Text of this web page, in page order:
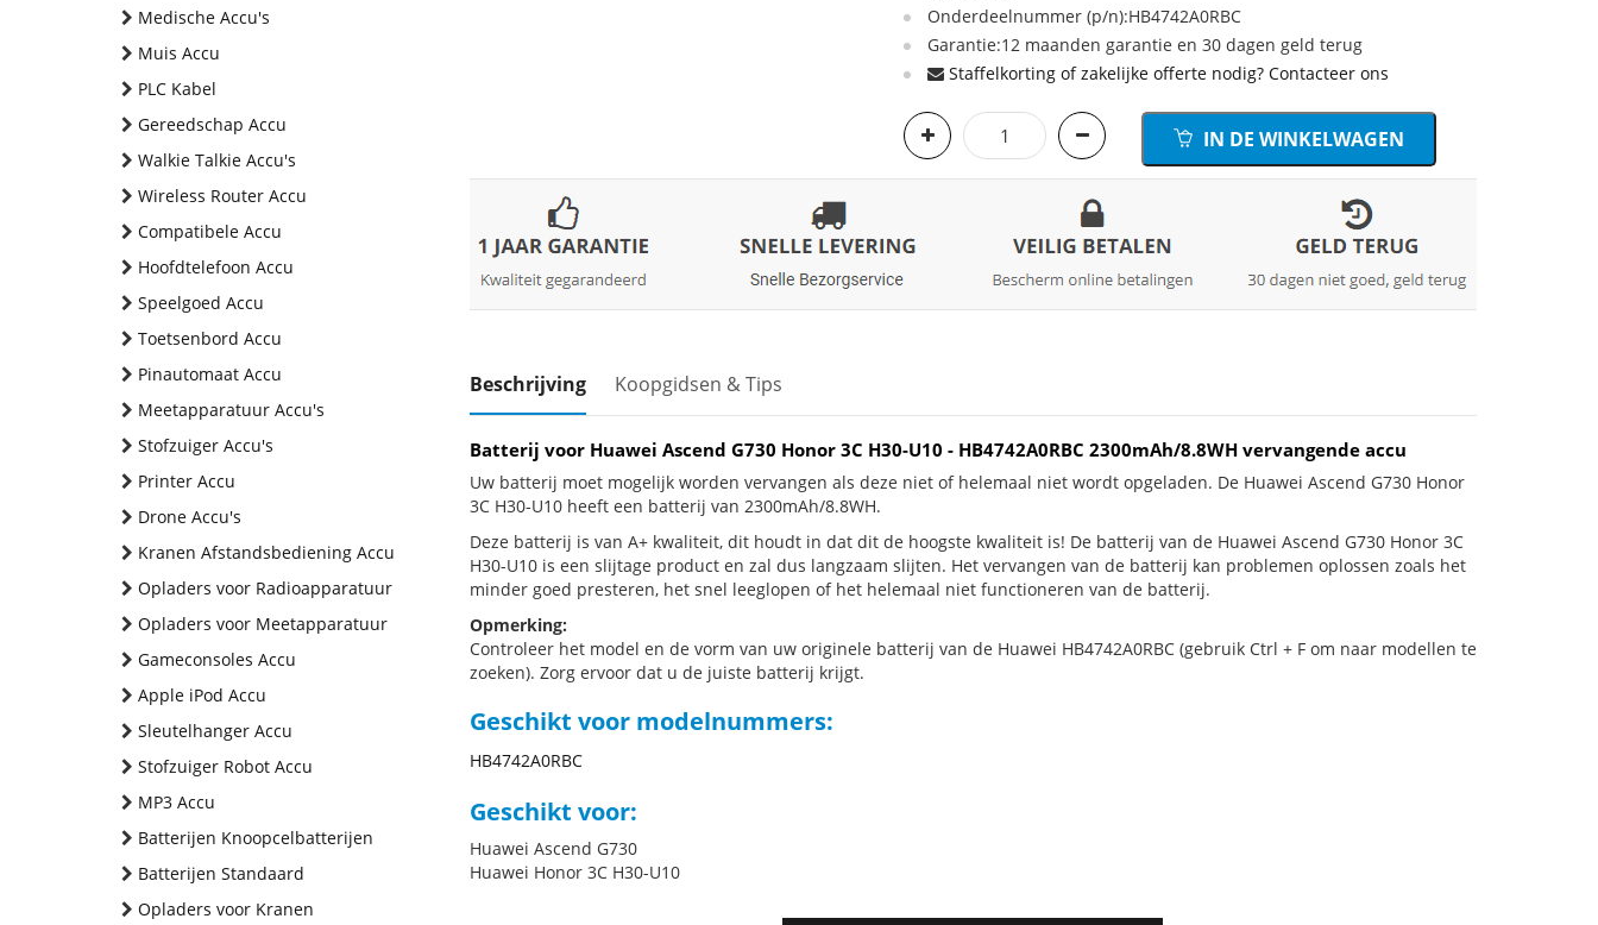
Medische Accu's
Muis Accu
PLC Kabel
Gereedschap Accu
Walkie Talkie Accu's
Wireless Router Accu
Compatibele Accu
Hoofdtelefoon Accu
Speelgoed Accu
Toetsenbord Accu
Pinautomaat Accu
Meetapparatuur Accu's
Stofzuiger Accu's
Printer Accu
Drone Accu's
Kranen Afstandsbediening Accu
Opladers voor Radioapparatuur
Opladers voor Meetapparatuur
Gameconsoles Accu
Apple iPod Accu
Sleutelhanger Accu
Stofzuiger Robot Accu
MP3 Accu
Batterijen Knoopcelbatterijen
Batterijen Standaard
Opladers voor Kranen
Onderdeelnummer (p/n):HB4742A0RBC
Garantie:12 maanden garantie en 30 dagen geld terug
Staffelkorting of zakelijke offerte nodig? Contacteer ons
IN DE WINKELWAGEN
Beschrijving Koopgidsen & Tips
Batterij voor Huawei Ascend G730 Honor 3C H30-U10 - HB4742A0RBC 2300mAh/8.8WH vervangende accu
Uw batterij moet mogelijk worden vervangen als deze niet of helemaal niet wordt opgeladen. De Huawei Ascend G730 Honor
3C H30-U10 heeft een batterij van 2300mAh/8.8WH.
Deze batterij is van A+ kwaliteit, dit houdt in dat dit de hoogste kwaliteit is! De batterij van de Huawei Ascend G730 Honor 3C
H30-U10 is een slijtage product en zal dus langzaam slijten. Het vervangen van de batterij kan problemen oplossen zoals het
minder goed presteren, het snel leeglopen of het helemaal niet functioneren van de batterij.
Opmerking:
Controleer het model en de vorm van uw originele batterij van de Huawei HB4742A0RBC (gebruik Ctrl + F om naar modellen te
zoeken). Zorg ervoor dat u de juiste batterij krijgt.
Geschikt voor modelnummers:
HB4742A0RBC
Geschikt voor:
Huawei Ascend G730
Huawei Honor 3C H30-U10